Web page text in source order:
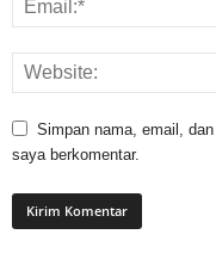
Simpan nama, email,
saya berkomentar.